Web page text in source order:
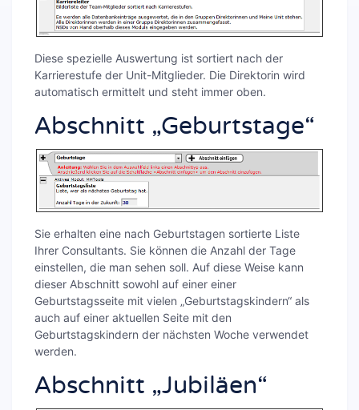
Diese spezielle Auswertung ist sortiert nach der
Karrierestufe der Unit-Mitglieder. Die Direktorin wird
automatisch ermittelt und steht immer oben.
Abschnitt „Geburtstage“
Sie erhalten eine nach Geburtstagen sortierte Liste
Ihrer Consultants. Sie können die Anzahl der Tage
einstellen, die man sehen soll. Auf diese Weise kann
dieser Abschnitt sowohl auf einer einer
Geburtstagsseite mit vielen „Geburtstagskindern“ als
auch auf einer aktuellen Seite mit den
Geburtstagskindern der nächsten Woche verwendet
werden.
Abschnitt „Jubiläen“